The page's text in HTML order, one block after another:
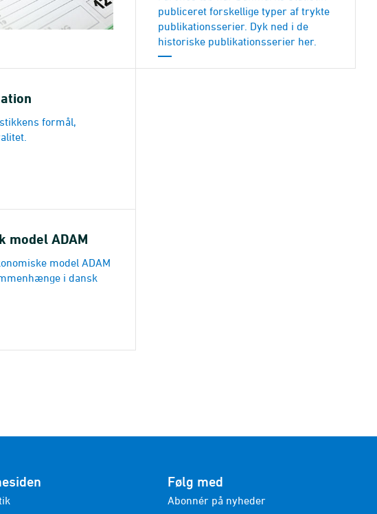
publiceret forskellige typer af trykte
publikationsserier. Dyk ned i de
historiske publikationsserier her.
formål,
model ADAM
model ADAM
i dansk
Følg med
Abonnér på nyheder